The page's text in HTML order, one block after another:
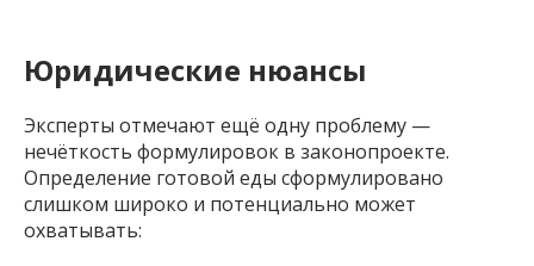
Юридические нюансы
Эксперты отмечают ещё одну проблему —
нечёткость формулировок в законопроекте.
Определение готовой еды сформулировано
слишком широко и потенциально может
охватывать: